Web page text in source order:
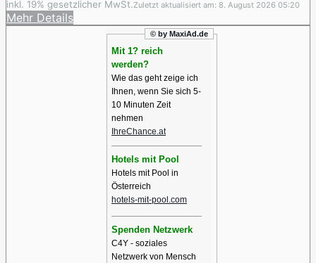
inkl. 19% gesetzlicher MwSt.Zuletzt aktualisiert am: 8. August 2026 05:20
Mehr Details
© by MaxiAd.de
Mit 1? reich
werden?
Wie das geht zeige ich
Ihnen, wenn Sie sich 5-
10 Minuten Zeit
nehmen
IhreChance.at
Hotels mit Pool
Hotels mit Pool in
Österreich
hotels-mit-pool.com
Spenden Netzwerk
C4Y - soziales
Netzwerk von Mensch